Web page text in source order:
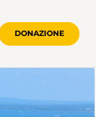
DONAZIONE